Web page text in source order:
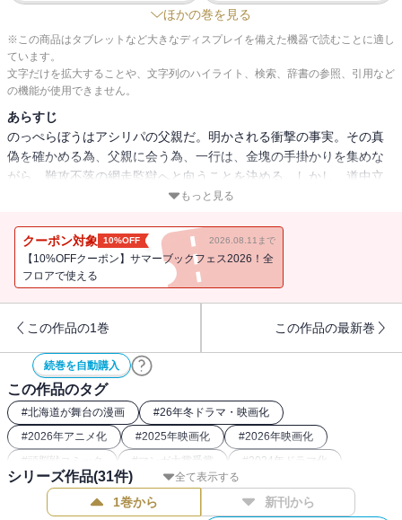
ほかの巻を見る
※この商品はタブレットなど大きなディスプレイを備えた機器で読むことに適し
ています。
文字だけを拡大することや、文字列のハイライト、検索、辞書の参照、引用など
の機能が使用できません。
あらすじ
のっぺらぼうはアシリパの父親だ。明かされる衝撃の事実。その真
偽を確かめる為、父親に会う為、一行は、金塊の手掛かりを集めな
がら、難攻不落の網走監獄へと向うことを決める。しかし、道中立
ち寄った札幌世界ホテルは、鬼が潜む殺人ホテルだった…!? 一方、
讃歌！ 命溢れる第6巻ッ!!!!!!!
もっと見る
クーポン対象 10%OFF 2026.08.11まで
【10%OFFクーポン】サマーブックフェス2026！全
フロアで使える
この作品の1巻 この作品の最新巻
続巻を自動購入
この作品のタグ
#北海道が舞台の漫画 #26年冬ドラマ・映画化
#2026年アニメ化 #2025年映画化 #2026年映画化
# 頭脳戦コミック # マンガ大賞受賞 #2024年ドラマ化
#バディコミック #刑務所 #2023年アニメ化
2018年アニメ化 # 2022年アニメ化
全て表示する
シリーズ作品(31件)
1巻から 新刊から